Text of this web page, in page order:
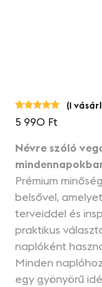
Értékelés
5.00az 5-
1
értékelés
alapján
(1
5 990 Ft
Névre szóló
Prémium
belsővel,
terveiddel és
praktikus
naplóként
Minden
egy gyönyörű